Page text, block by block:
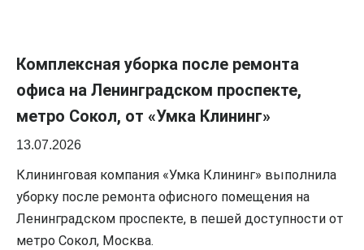
Комплексная уборка после ремонта
офиса на Ленинградском проспекте,
метро Сокол, от «Умка Клининг»
13.07.2026
Клининговая компания «Умка Клининг» выполнила
уборку после ремонта офисного помещения на
Ленинградском проспекте, в пешей доступности от
метро Сокол, Москва.